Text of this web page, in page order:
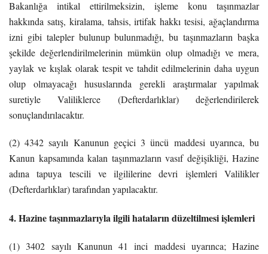
Bakanlığa intikal ettirilmeksizin, işleme konu taşınmazlar
hakkında satış, kiralama, tahsis, irtifak hakkı tesisi, ağaçlandırma
izni gibi talepler bulunup bulunmadığı, bu taşınmazların başka
şekilde değerlendirilmelerinin mümkün olup olmadığı ve mera,
yaylak ve kışlak olarak tespit ve tahdit edilmelerinin daha uygun
olup olmayacağı hususlarında gerekli araştırmalar yapılmak
suretiyle Valiliklerce (Defterdarlıklar) değerlendirilerek
sonuçlandırılacaktır.
(2) 4342 sayılı Kanunun geçici 3 üncü maddesi uyarınca, bu
Kanun kapsamında kalan taşınmazların vasıf değişikliği, Hazine
adına tapuya tescili ve ilgililerine devri işlemleri Valilikler
(Defterdarlıklar) tarafından yapılacaktır.
4. Hazine taşınmazlarıyla ilgili hataların düzeltilmesi işlemleri
(1) 3402 sayılı Kanunun 41 inci maddesi uyarınca; Hazine